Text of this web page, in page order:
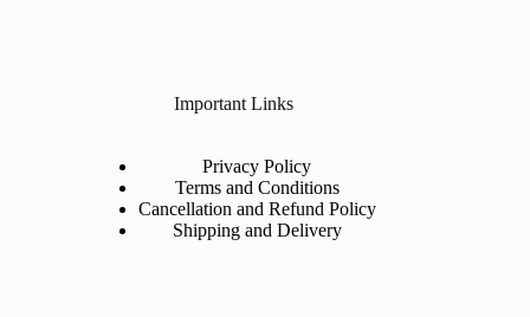
Important Links
Privacy Policy
Terms and Conditions
Cancellation and Refund Policy
Shipping and Delivery